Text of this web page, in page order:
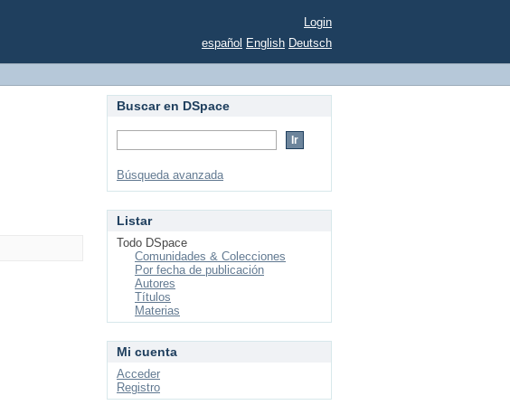
Login
español English Deutsch
Buscar en DSpace
Búsqueda avanzada
Listar
Todo DSpace
Comunidades & Colecciones
Por fecha de publicación
Autores
Títulos
Materias
Mi cuenta
Acceder
Registro